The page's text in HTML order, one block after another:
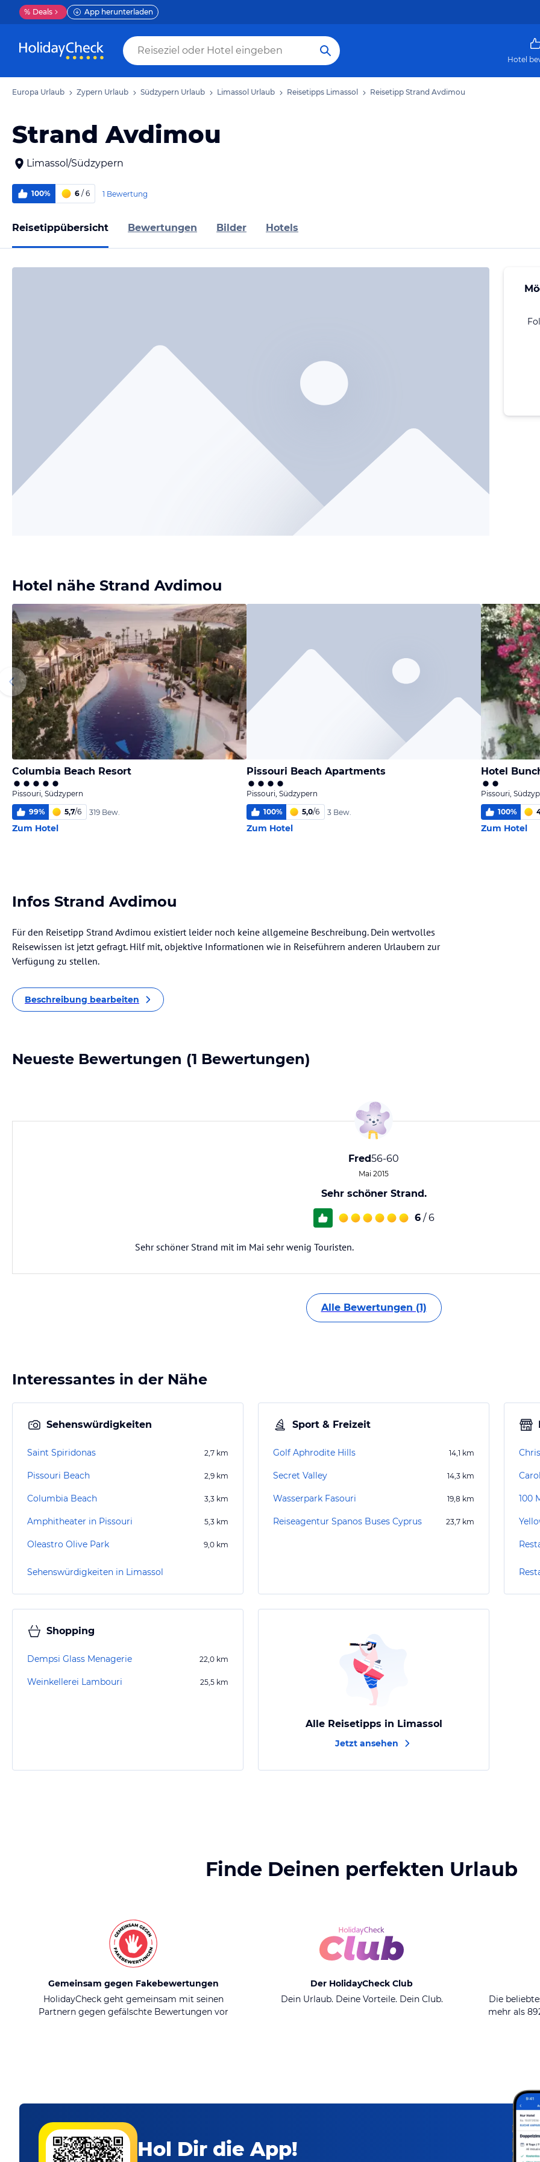
% Deals App herunterladen
Hotel
Europa Urlaub Zypern Urlaub Südzypern Urlaub Limassol Urlaub Reisetipps Limassol Reisetipp Strand Avdimou
Strand Avdimou
Limassol/Südzypern
100% 6 / 6 1 Bewertung
Reisetippübersicht Bewertungen Bilder Hotels
Hotel nähe Strand Avdimou
Columbia Beach Resort
Pissouri, Südzypern
99% 5,7/6 319 Bew.
Zum Hotel
Pissouri Beach Apartments
Pissouri, Südzypern
100% 5,0/6 3 Bew.
Zum Hotel
Hotel
Pissouri,
100%
Zum Hotel
Infos Strand Avdimou
Für den Reisetipp Strand Avdimou existiert leider noch keine allgemeine Beschreibung. Dein wertvolles
Reisewissen ist jetzt gefragt. Hilf mit, objektive Informationen wie in Reiseführern anderen Urlaubern zur
Verfügung zu stellen.
Beschreibung bearbeiten
Neueste Bewertungen (1 Bewertungen)
Fred56-60
Mai 2015
Sehr schöner Strand.
6 / 6
Sehr schöner Strand mit im Mai sehr wenig Touristen.
Alle Bewertungen (1)
Interessantes in der Nähe
Sehenswürdigkeiten
Saint Spiridonas 2,7 km
Pissouri Beach 2,9 km
Columbia Beach 3,3 km
Amphitheater in Pissouri 5,3 km
Oleastro Olive Park 9,0 km
Sehenswürdigkeiten in Limassol
Sport & Freizeit
Golf Aphrodite Hills 14,1 km
Secret Valley 14,3 km
Wasserpark Fasouri 19,8 km
Reiseagentur Spanos Buses Cyprus 23,7 km
100
Shopping
Dempsi Glass Menagerie 22,0 km
Weinkellerei Lambouri 25,5 km
Alle Reisetipps in Limassol
Jetzt ansehen
Finde Deinen perfekten Urlaub
Gemeinsam gegen Fakebewertungen
HolidayCheck geht gemeinsam mit seinen
Partnern gegen gefälschte Bewertungen vor
Der HolidayCheck Club
Dein Urlaub. Deine Vorteile. Dein Club.
Die
mehr als
Hol Dir die App!